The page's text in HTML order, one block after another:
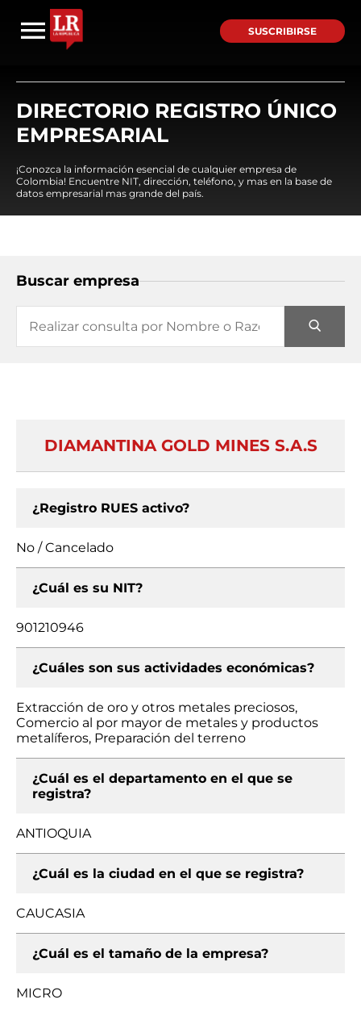
SUSCRIBIRSE
DIRECTORIO REGISTRO ÚNICO
EMPRESARIAL
¡Conozca la información esencial de cualquier empresa de
Colombia! Encuentre NIT, dirección, teléfono, y mas en la base de
datos empresarial mas grande del país.
Buscar empresa
DIAMANTINA GOLD MINES S.A.S
¿Registro RUES activo?
No / Cancelado
¿Cuál es su NIT?
901210946
¿Cuáles son sus actividades económicas?
Extracción de oro y otros metales preciosos,
Comercio al por mayor de metales y productos
metalíferos, Preparación del terreno
¿Cuál es el departamento en el que se
registra?
ANTIOQUIA
¿Cuál es la ciudad en el que se registra?
CAUCASIA
¿Cuál es el tamaño de la empresa?
MICRO